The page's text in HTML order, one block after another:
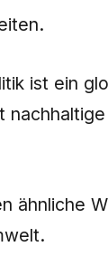
ist ein
ähnliche